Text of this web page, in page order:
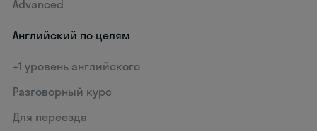
Advanced
Английский по целям
+1 уровень английского
Разговорный курс
Для переезда